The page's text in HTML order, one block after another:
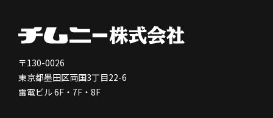
免責事項
株価情報
会社を知る
人を知る
はたらく環境
独立支援について
FC加盟店お問合せ
〒130-0026
東京都墨田区両国3丁目22-6
雷電ビル 6F・7F・8F